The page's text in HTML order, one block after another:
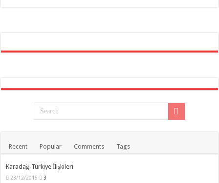
Recent Popular Comments Tags
Karadağ-Türkiye İlişkileri
23/12/2015 3